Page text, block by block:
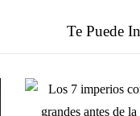
Te Puede